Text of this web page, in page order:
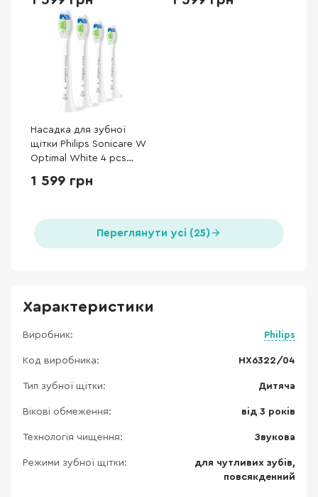
Насадка для зубної
щітки Philips Sonicare W
Optimal White 4 pcs
1 599 грн
Переглянути усі (25)
Характеристики
Виробник: Philips
Код виробника: HX6322/04
Тип зубної щітки: Дитяча
Вікові обмеження: від 3 років
Технологія чищення: Звукова
Режими зубної щітки:
для чутливих зубів,
повсякденний